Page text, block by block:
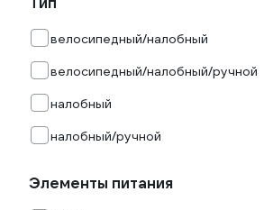
велосипедный/налобный
велосипедный/налобный/ручной
налобный
налобный/ручной
Элементы питания